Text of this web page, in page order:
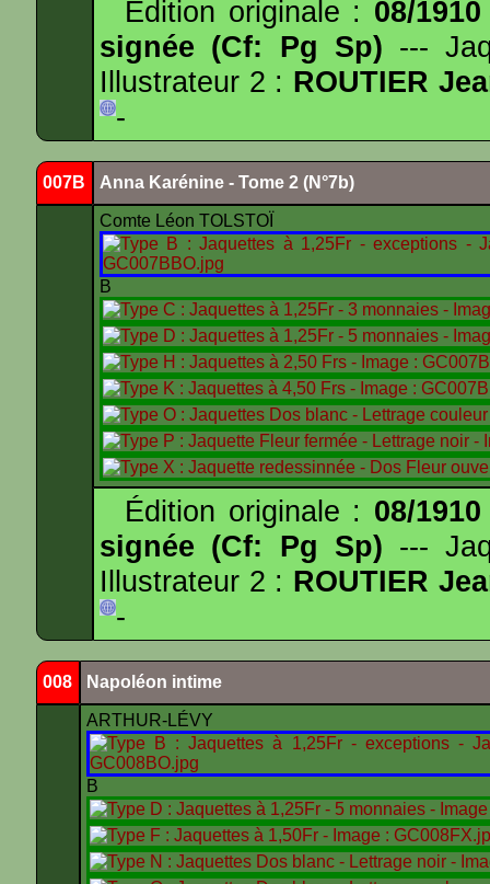
Édition originale : 08/1910
signée (Cf: Pg Sp) ---
Illustrateur 2 : ROUTIER
-
007B Anna Karénine - Tome 2 (N°7b)
Comte Léon TOLSTOÏ
B
Édition originale : 08/1910
signée (Cf: Pg Sp) ---
Illustrateur 2 : ROUTIER
-
008 Napoléon intime
ARTHUR-LÉVY
B